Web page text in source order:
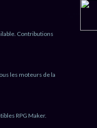
Contributions
les moteurs de la
RPG Maker.